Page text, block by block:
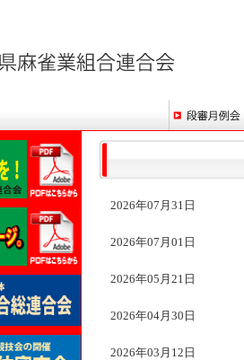
2026年07月31日
2026年07月01日
2026年05月21日
2026年04月30日
2026年03月12日